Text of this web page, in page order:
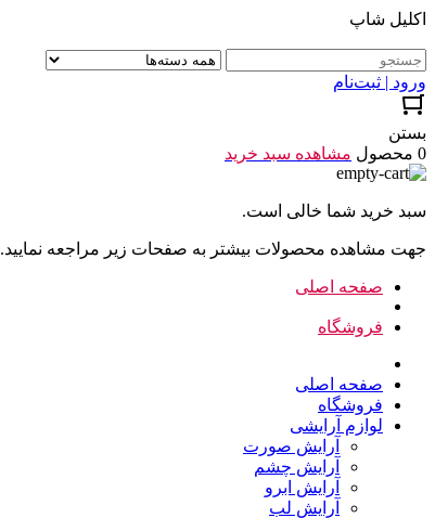
اکلیل شاپ
ورود | ثبت‌نام
بستن
0 محصول
مشاهده سبد خرید
سبد خرید شما خالی است.
جهت مشاهده محصولات بیشتر به صفحات زیر مراجعه نمایید.
صفحه اصلی
فروشگاه
صفحه اصلی
فروشگاه
لوازم آرایشی
آرایش صورت
آرایش چشم
آرایش ابرو
آرایش لب